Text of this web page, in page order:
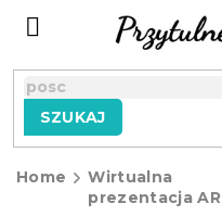
SZUKAJ
Home
Wirtualna
prezentacja AR